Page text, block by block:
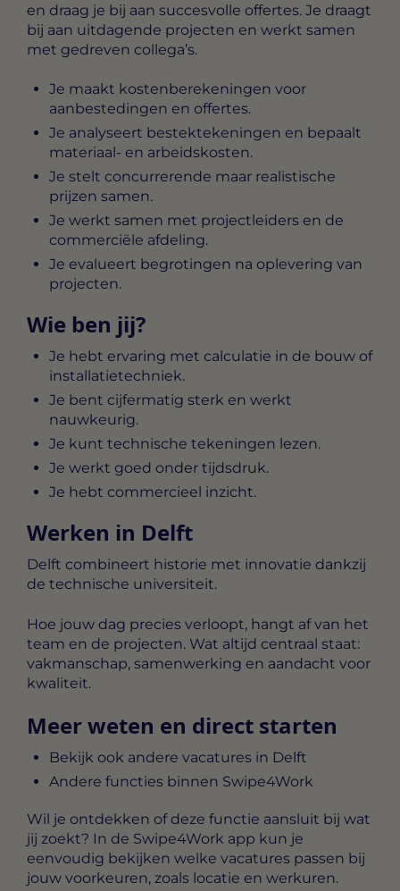
en draag je bij aan succesvolle offertes. Je draagt
bij aan uitdagende projecten en werkt samen
met gedreven collega’s.
Je maakt kostenberekeningen voor
aanbestedingen en offertes.
Je analyseert bestektekeningen en bepaalt
materiaal- en arbeidskosten.
Je stelt concurrerende maar realistische
prijzen samen.
Je werkt samen met projectleiders en de
commerciële afdeling.
Je evalueert begrotingen na oplevering van
projecten.
Wie ben jij?
Je hebt ervaring met calculatie in de bouw of
installatietechniek.
Je bent cijfermatig sterk en werkt
nauwkeurig.
Je kunt technische tekeningen lezen.
Je werkt goed onder tijdsdruk.
Je hebt commercieel inzicht.
Werken in Delft
Delft combineert historie met innovatie dankzij
de technische universiteit.
Hoe jouw dag precies verloopt, hangt af van het
team en de projecten. Wat altijd centraal staat:
vakmanschap, samenwerking en aandacht voor
kwaliteit.
Meer weten en direct starten
Bekijk ook andere vacatures in Delft
Andere functies binnen Swipe4Work
Wil je ontdekken of deze functie aansluit bij wat
jij zoekt? In de Swipe4Work app kun je
eenvoudig bekijken welke vacatures passen bij
jouw voorkeuren, zoals locatie en werkuren.